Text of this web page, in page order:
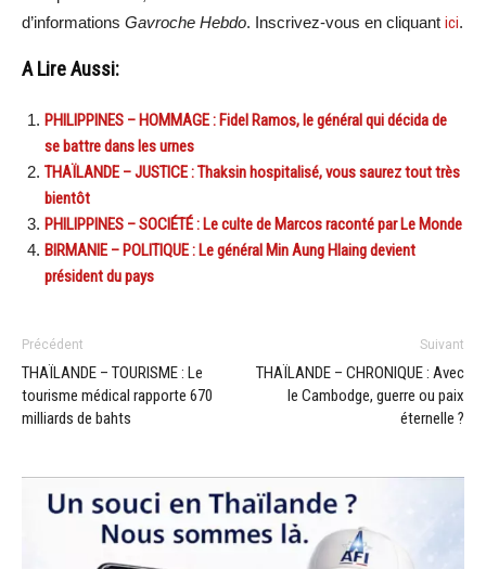
d’informations Gavroche Hebdo. Inscrivez-vous en cliquant ici.
A Lire Aussi:
PHILIPPINES – HOMMAGE : Fidel Ramos, le général qui décida de
se battre dans les urnes
THAÏLANDE – JUSTICE : Thaksin hospitalisé, vous saurez tout très
bientôt
PHILIPPINES – SOCIÉTÉ : Le culte de Marcos raconté par Le Monde
BIRMANIE – POLITIQUE : Le général Min Aung Hlaing devient
président du pays
Précédent
THAÏLANDE – TOURISME : Le
tourisme médical rapporte 670
milliards de bahts
Suivant
THAÏLANDE – CHRONIQUE : Avec
le Cambodge, guerre ou paix
éternelle ?